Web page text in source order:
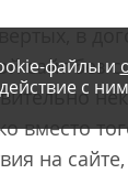
в
сайт без
вместо
на
файлы и
с